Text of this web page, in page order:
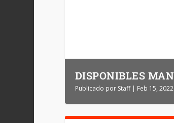
DISPONIBLES
Publicado por Staff| Feb 15, 2022